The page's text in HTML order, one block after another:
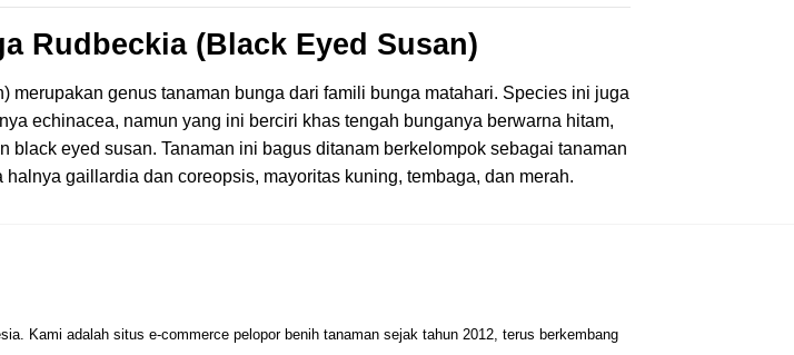
Rudbeckia (Black Eyed Susan)
merupakan genus tanaman bunga dari famili bunga matahari. Species ini juga
echinacea, namun yang ini berciri khas tengah bunganya berwarna hitam,
black eyed susan. Tanaman ini bagus ditanam berkelompok sebagai tanaman
halnya gaillardia dan coreopsis, mayoritas kuning, tembaga, dan merah.
Kami adalah situs e-commerce pelopor benih tanaman sejak tahun 2012, terus berkembang